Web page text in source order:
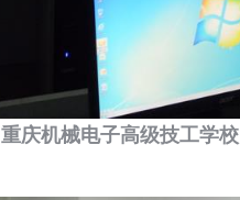
重庆机械电子高级技工学校